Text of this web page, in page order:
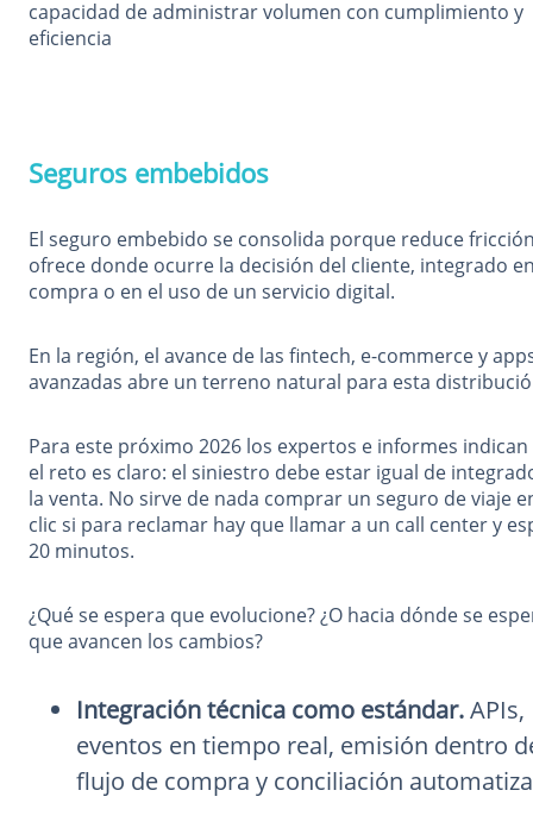
capacidad de administrar volumen con cumplimiento y
eficiencia
Seguros embebidos
El seguro embebido se consolida porque reduce
ofrece donde ocurre la decisión del cliente, integrado
compra o en el uso de un servicio digital.
En la región, el avance de las fintech, e-commerce y
avanzadas abre un terreno natural para esta
Para este próximo 2026 los expertos e informes
el reto es claro: el siniestro debe estar igual de
la venta. No sirve de nada comprar un seguro de viaje
clic si para reclamar hay que llamar a un call center y
20 minutos.
¿Qué se espera que evolucione? ¿O hacia dónde se
que avancen los cambios?
Integración técnica como estándar.APIs,
eventos en tiempo real, emisión dentro
flujo de compra y conciliación